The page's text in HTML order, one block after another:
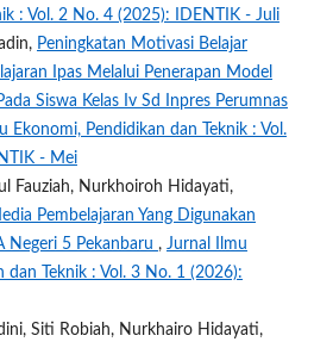
: Vol. 2 No. 4 (2025): IDENTIK - Juli
Peningkatan Motivasi Belajar
Ipas Melalui Penerapan Model
Siswa Kelas Iv Sd Inpres Perumnas
Ekonomi, Pendidikan dan Teknik : Vol.
- Mei
Fauziah, Nurkhoiroh Hidayati,
Pembelajaran Yang Digunakan
Negeri 5 Pekanbaru , Jurnal Ilmu
dan Teknik : Vol. 3 No. 1 (2026):
Siti Robiah, Nurkhairo Hidayati,